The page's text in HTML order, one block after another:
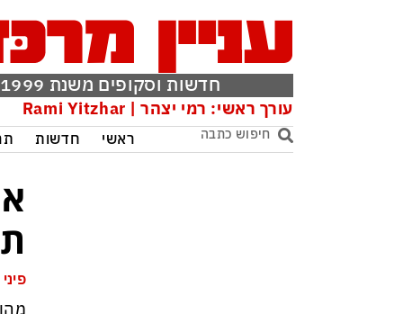
חדשות וסקופים משנת 1999
עורך ראשי: רמי יצהר | Rami Yitzhar
ראשי חדשות